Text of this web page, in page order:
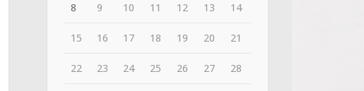
8 9 10 11 12 13 14
15 16 17 18 19 20 21
22 23 24 25 26 27 28